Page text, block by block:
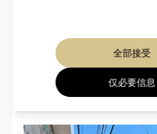
全部接受
仅必要信息
“祇园巴士站C站台”下车。车程
达一家名为Yoshimoto Gion
里距离八坂神社徒步只要2 分钟